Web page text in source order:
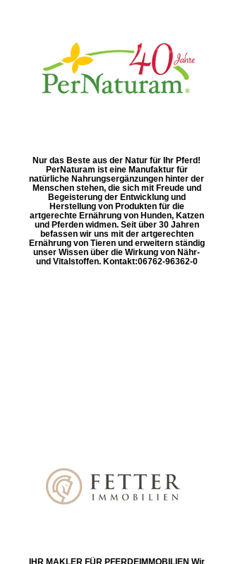
Nur das Beste aus der Natur für Ihr Pferd!
PerNaturam ist eine Manufaktur für
natürliche Nahrungsergänzungen hinter der
Menschen stehen, die sich mit Freude und
Begeisterung der Entwicklung und
Herstellung von Produkten für die
artgerechte Ernährung von Hunden, Katzen
und Pferden widmen. Seit über 30 Jahren
befassen wir uns mit der artgerechten
Ernährung von Tieren und erweitern ständig
unser Wissen über die Wirkung von Nähr-
und Vitalstoffen. Kontakt: ​06762-96362-0
IHR MAKLER FÜR PFERDEIMMOBILIEN Wir